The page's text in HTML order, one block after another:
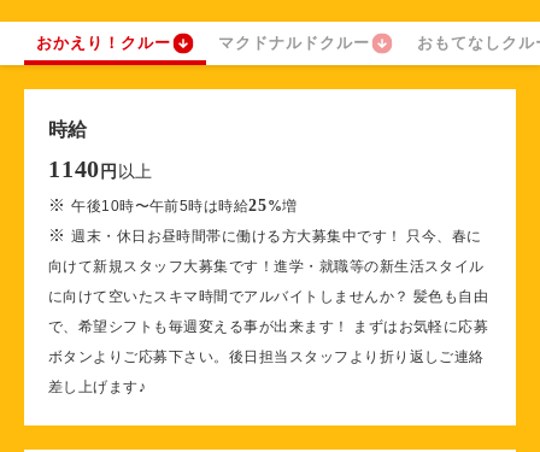
おかえり！クルー マクドナルドクルー おもてなしクル
時給
1140 円 以上
※午後10時〜午前5時は時給25%増
※週末・休日お昼時間帯に働ける方大募集中です！ 只今、春に
向けて新規スタッフ大募集です！進学・就職等の新生活スタイル
に向けて空いたスキマ時間でアルバイトしませんか？ 髪色も自由
で、希望シフトも毎週変える事が出来ます！ まずはお気軽に応募
ボタンよりご応募下さい。後日担当スタッフより折り返しご連絡
差し上げます♪